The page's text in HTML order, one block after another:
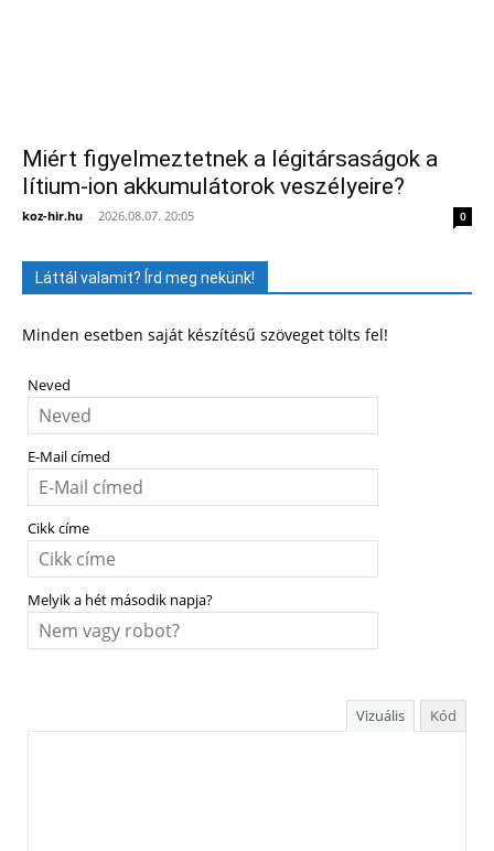
Miért figyelmeztetnek a légitársaságok a
lítium-ion akkumulátorok veszélyeire?
koz-hir.hu - 2026.08.07. 20:05 0
Láttál valamit? Írd meg nekünk!
Minden esetben saját készítésű szöveget tölts fel!
Neved
E-Mail címed
Cikk címe
Melyik a hét második napja?
Vizuális Kód